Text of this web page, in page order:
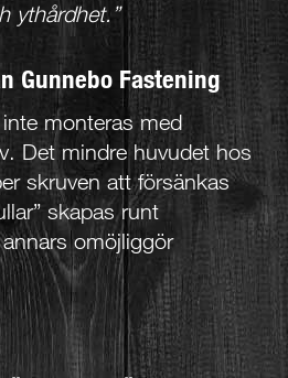
ythårdhet.”
Gunnebo Fastening
monteras med
Det mindre huvudet hos
skruven att försänkas
skapas runt
omöjliggör